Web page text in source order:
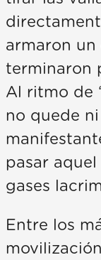
armaron
terminaron
Al ritmo de
no quede
pasar
gases
Entre los